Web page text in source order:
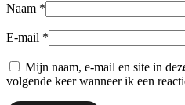
Naam *
E-mail *
Mijn naam, e-mail en site in
volgende keer wanneer ik een